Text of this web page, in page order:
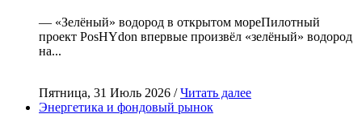
— «Зелёный» водород в открытом мореПилотный
проект PosHYdon впервые произвёл «зелёный» водород
на...
Пятница, 31 Июль 2026 /Читать далее
Энергетика и фондовый рынок